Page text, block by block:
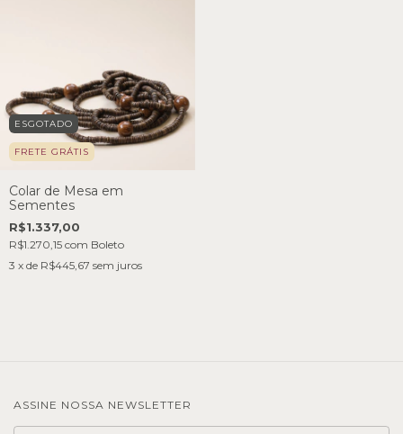
ESGOTADO
FRETE GRÁTIS
Colar de Mesa em
Sementes
R$1.337,00
R$1.270,15 com Boleto
3 x de R$445,67 sem juros
ASSINE NOSSA NEWSLETTER